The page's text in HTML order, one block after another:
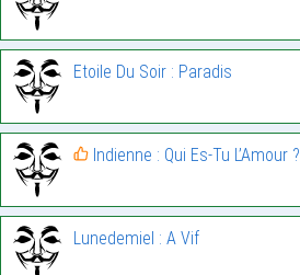
Etoile Du Soir : Paradis
Indienne : Qui Es-Tu L’Amour ?
Lunedemiel : A Vif